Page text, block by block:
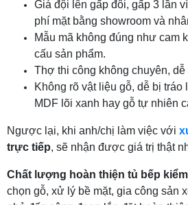
Giá đội lên gấp đôi, gấp 3 lần
phí mặt bằng showroom và
Mẫu mã không đúng như cam
cấu sản phẩm.
Thợ thi công không chuyên, dễ
Không rõ vật liệu gỗ, dễ bị
MDF lõi xanh hay gỗ tự nhiên
Ngược lại, khi anh/chị làm việc với
trực tiếp, sẽ nhận được giá trị thật
Chất lượng hoàn thiện tủ bếp
chọn gỗ, xử lý bề mặt, gia công sản